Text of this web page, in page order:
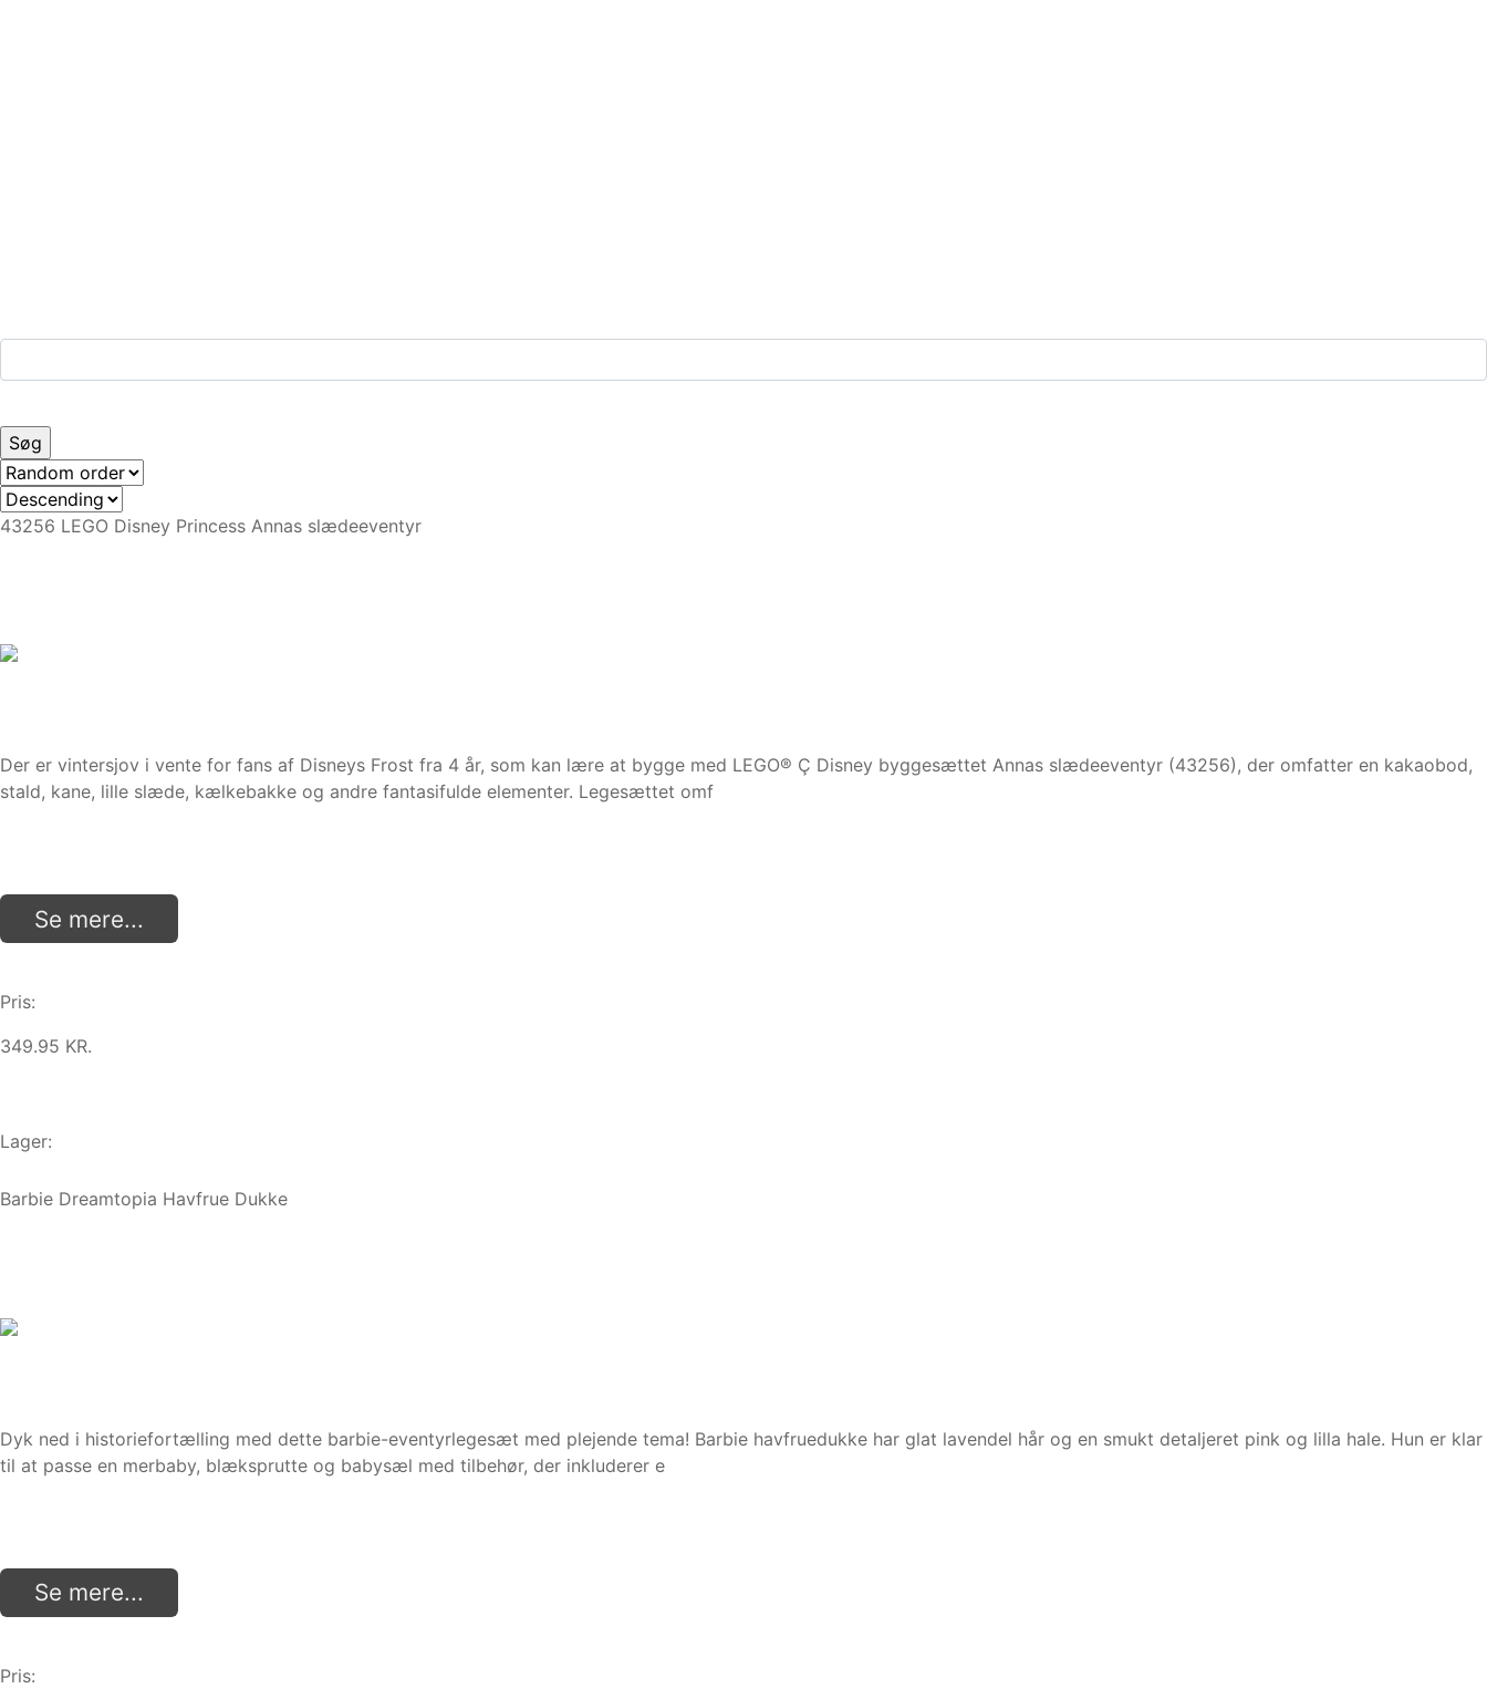
43256 LEGO Disney Princess Annas slædeeventyr
Der er vintersjov i vente for fans af Disneys Frost fra 4 år, som kan lære at bygge med LEGO® Ç Disney byggesættet Annas slædeeventyr (43256), der omfatter en kakaobod,
stald, kane, lille slæde, kælkebakke og andre fantasifulde elementer. Legesættet omf
Se mere...
Pris:
349.95 KR.
Lager:
Barbie Dreamtopia Havfrue Dukke
Dyk ned i historiefortælling med dette barbie-eventyrlegesæt med plejende tema! Barbie havfruedukke har glat lavendel hår og en smukt detaljeret pink og lilla hale. Hun er klar
til at passe en merbaby, blæksprutte og babysæl med tilbehør, der inkluderer e
Se mere...
Pris: